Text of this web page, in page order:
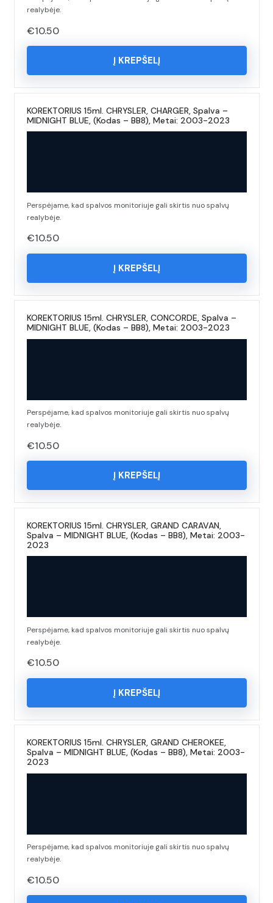
realybėje.
€10.50
Į KREPŠELĮ
KOREKTORIUS 15ml. CHRYSLER, CHARGER, Spalva –
MIDNIGHT BLUE, (Kodas – BB8), Metai: 2003-2023
Perspėjame, kad spalvos monitoriuje gali skirtis nuo spalvų
realybėje.
€10.50
Į KREPŠELĮ
KOREKTORIUS 15ml. CHRYSLER, CONCORDE, Spalva –
MIDNIGHT BLUE, (Kodas – BB8), Metai: 2003-2023
Perspėjame, kad spalvos monitoriuje gali skirtis nuo spalvų
realybėje.
€10.50
Į KREPŠELĮ
KOREKTORIUS 15ml. CHRYSLER, GRAND CARAVAN,
Spalva – MIDNIGHT BLUE, (Kodas – BB8), Metai: 2003-
2023
Perspėjame, kad spalvos monitoriuje gali skirtis nuo spalvų
realybėje.
€10.50
Į KREPŠELĮ
KOREKTORIUS 15ml. CHRYSLER, GRAND CHEROKEE,
Spalva – MIDNIGHT BLUE, (Kodas – BB8), Metai: 2003-
2023
Perspėjame, kad spalvos monitoriuje gali skirtis nuo spalvų
realybėje.
€10.50